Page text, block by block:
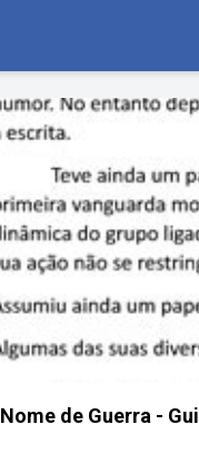
Nome de Guerra -